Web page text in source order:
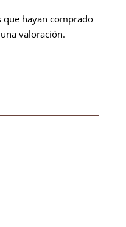
que hayan comprado
valoración.